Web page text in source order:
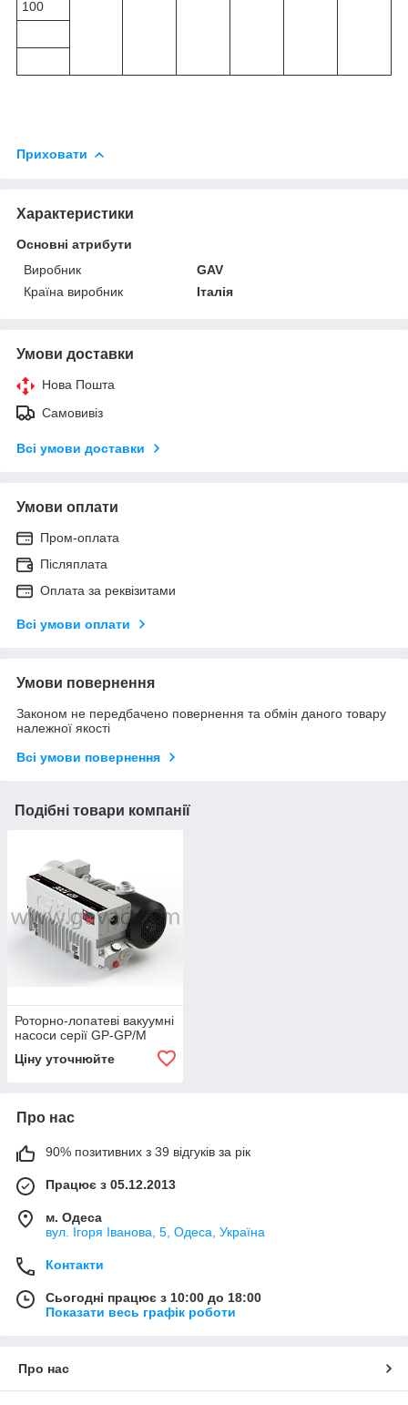
100
Приховати
Характеристики
Основні атрибути
Виробник
GAV
Країна виробник
Італія
Умови доставки
Нова Пошта
Самовивіз
Всі умови доставки
Умови оплати
Пром-оплата
Післяплата
Оплата за реквізитами
Всі умови оплати
Умови повернення
Законом не передбачено повернення та обмін даного товару
належної якості
Всі умови повернення
Подібні товари компанії
Роторно-лопатеві вакуумні
насоси серії GP-GP/M
Ціну уточнюйте
Про нас
90% позитивних з 39 відгуків за рік
Працює з 05.12.2013
м. Одеса
вул. Ігоря Іванова, 5, Одеса, Україна
Контакти
Сьогодні працює з 10:00 до 18:00
Показати весь графік роботи
Про нас